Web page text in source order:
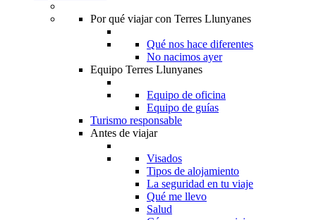
Por qué viajar con Terres Llunyanes
Qué nos hace diferentes
No nacimos ayer
Equipo Terres Llunyanes
Equipo de oficina
Equipo de guías
Turismo responsable
Antes de viajar
Visados
Tipos de alojamiento
La seguridad en tu viaje
Qué me llevo
Salud